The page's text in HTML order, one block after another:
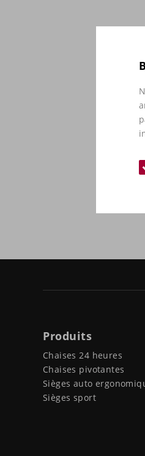
Produits
Chaises 24 heures
Chaises pivotantes
Sièges auto
Sièges sport